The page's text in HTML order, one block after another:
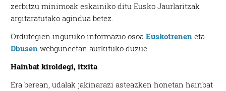
zerbitzu minimoak eskainiko ditu Eusko Jaurlaritzak
argitaratutako agindua betez.
Ordutegien inguruko informazio osoaEuskotrenen eta
Dbusen webguneetan aurkituko duzue.
Hainbat kiroldegi, itxita
Era berean, udalak jakinarazi asteazken honetan hainbat